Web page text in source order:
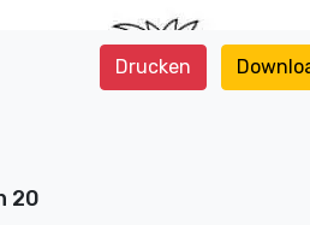
Drucken
20